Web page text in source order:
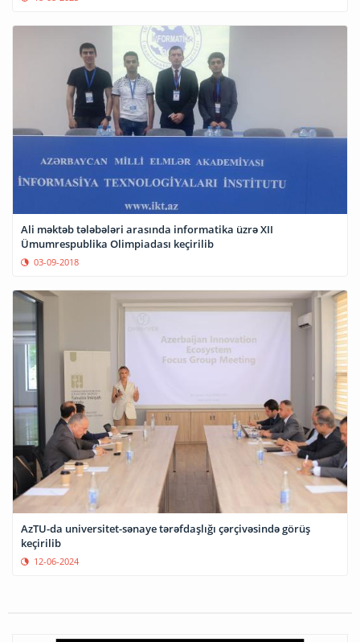
Ali məktəb tələbələri arasında informatika üzrə XII
Ümumrespublika Olimpiadası keçirilib
03-09-2018
AzTU-da universitet-sənaye tərəfdaşlığı çərçivəsində görüş
keçirilib
12-06-2024